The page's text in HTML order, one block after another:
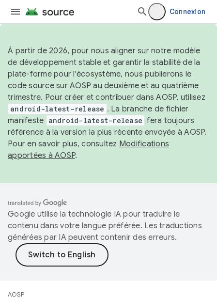
Connexion
À partir de 2026, pour nous aligner sur notre modèle
de développement stable et garantir la stabilité de la
plate-forme pour l'écosystème, nous publierons le
code source sur AOSP au deuxième et au quatrième
trimestre. Pour créer et contribuer dans AOSP, utilisez
android-latest-release . La branche de fichier
manifeste android-latest-release fera toujours
référence à la version la plus récente envoyée à AOSP.
Pour en savoir plus, consultez Modifications
apportées à AOSP.
Google utilise la technologie IA pour traduire le
contenu dans votre langue préférée. Les traductions
générées par IA peuvent contenir des erreurs.
AOSP